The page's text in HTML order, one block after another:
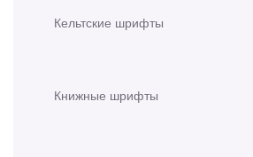
Кельтские шрифты
Книжные шрифты